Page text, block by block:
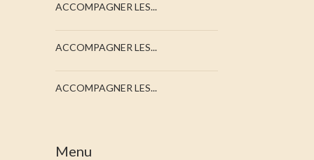
ACCOMPAGNER LES...
ACCOMPAGNER LES...
ACCOMPAGNER LES...
Menu